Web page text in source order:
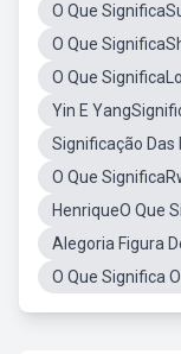
O Que
O Que
O Que
Yin E
Significação Das
O Que
HenriqueO Que
Alegoria Figura
O Que Significa